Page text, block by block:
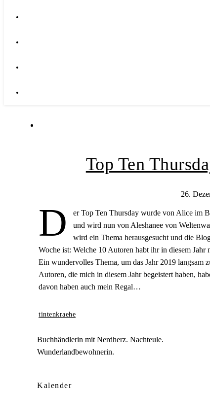
Top Ten
26.
D
er Top Ten Thursday wurde von Alice im
und wird nun von Aleshanee von
wird ein Thema herausgesucht und die
Woche ist: Welche 10 Autoren habt ihr in diesem
Ein wundervolles Thema, um das Jahr 2019 langsam
Autoren, die mich in diesem Jahr begeistert haben,
davon haben auch mein Regal…
tintenkraehe
Buchhändlerin mit Nerdherz. Nachteule.
Wunderlandbewohnerin.
Kalender